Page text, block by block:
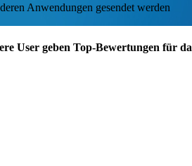
Anwendungen gesendet werden
User geben Top-Bewertungen für